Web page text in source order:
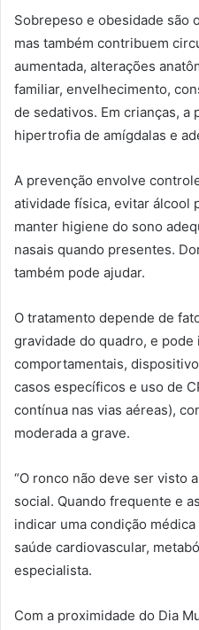
Sobrepeso e obesidade são
mas também contribuem
aumentada, alterações
familiar, envelhecimento,
de sedativos. Em crianças, a
hipertrofia de amígdalas e
A prevenção envolve
atividade física, evitar álcool
manter higiene do sono
nasais quando presentes.
também pode ajudar.
O tratamento depende de
gravidade do quadro, e
comportamentais,
casos específicos e uso de
contínua nas vias aéreas),
moderada a grave.
“O ronco não deve ser visto
social. Quando frequente e
indicar uma condição
saúde cardiovascular,
especialista.
Com a proximidade do Dia